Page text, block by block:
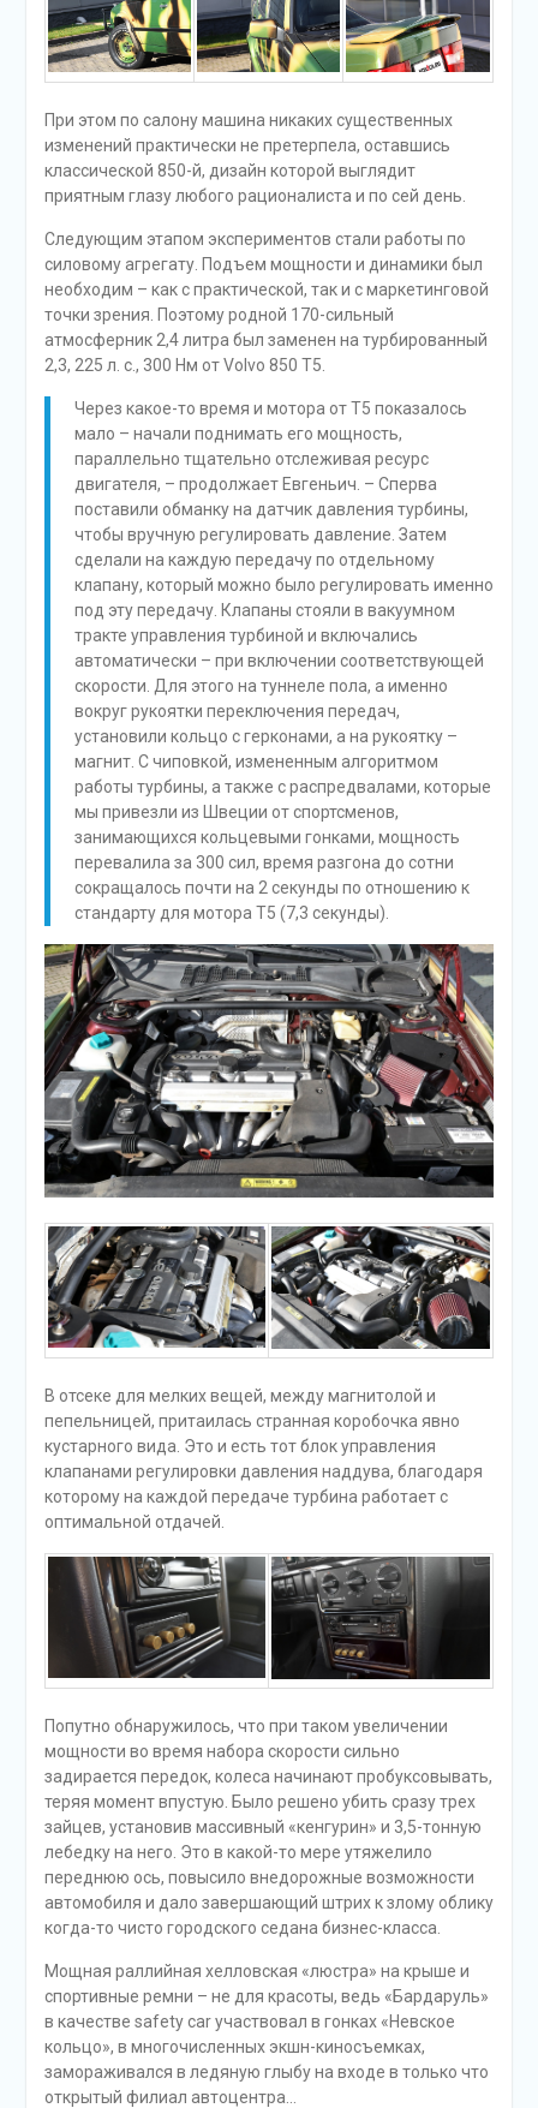
При этом по салону машина никаких существенных
изменений практически не претерпела, оставшись
классической 850-й, дизайн которой выглядит
приятным глазу любого рационалиста и по сей день.
Следующим этапом экспериментов стали работы по
силовому агрегату. Подъем мощности и динамики был
необходим – как с практической, так и с маркетинговой
точки зрения. Поэтому родной 170-сильный
атмосферник 2,4 литра был заменен на турбированный
2,3, 225 л. с., 300 Нм от Volvo 850 T5.
Через какое-то время и мотора от T5 показалось
мало – начали поднимать его мощность,
параллельно тщательно отслеживая ресурс
двигателя, – продолжает Евгеньич. – Сперва
поставили обманку на датчик давления турбины,
чтобы вручную регулировать давление. Затем
сделали на каждую передачу по отдельному
клапану, который можно было регулировать именно
под эту передачу. Клапаны стояли в вакуумном
тракте управления турбиной и включались
автоматически – при включении соответствующей
скорости. Для этого на туннеле пола, а именно
вокруг рукоятки переключения передач,
установили кольцо с герконами, а на рукоятку –
магнит. С чиповкой, измененным алгоритмом
работы турбины, а также с распредвалами, которые
мы привезли из Швеции от спортсменов,
занимающихся кольцевыми гонками, мощность
перевалила за 300 сил, время разгона до сотни
сокращалось почти на 2 секунды по отношению к
стандарту для мотора Т5 (7,3 секунды).
В отсеке для мелких вещей, между магнитолой и
пепельницей, притаилась странная коробочка явно
кустарного вида. Это и есть тот блок управления
клапанами регулировки давления наддува, благодаря
которому на каждой передаче турбина работает с
оптимальной отдачей.
Попутно обнаружилось, что при таком увеличении
мощности во время набора скорости сильно
задирается передок, колеса начинают пробуксовывать,
теряя момент впустую. Было решено убить сразу трех
зайцев, установив массивный «кенгурин» и 3,5-тонную
лебедку на него. Это в какой-то мере утяжелило
переднюю ось, повысило внедорожные возможности
автомобиля и дало завершающий штрих к злому облику
когда-то чисто городского седана бизнес-класса.
Мощная раллийная хелловская «люстра» на крыше и
спортивные ремни – не для красоты, ведь «Бардаруль»
в качестве safety car участвовал в гонках «Невское
кольцо», в многочисленных экшн-киносъемках,
замораживался в ледяную глыбу на входе в только что
открытый филиал автоцентра…